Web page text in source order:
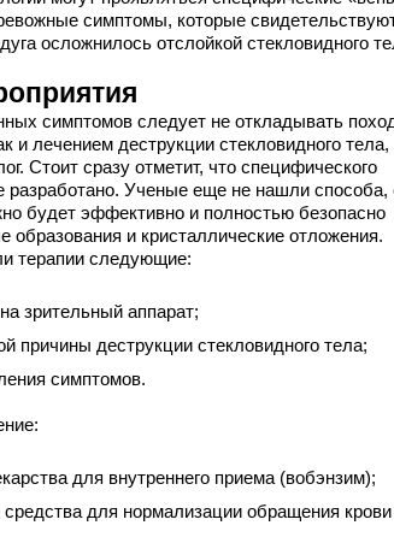
симптомы, которые
осложнилось отслойкой стекловидного
симптомов следует не откладывать
и лечением деструкции стекловидного тела,
Стоит сразу отметит, что специфического
разработано. Ученые еще не нашли способа,
будет эффективно и полностью безопасно
и кристаллические отложения.
терапии следующие:
зрительный аппарат;
причины деструкции стекловидного тела;
симптомов.
для внутреннего приема (вобэнзим);
для нормализации обращения